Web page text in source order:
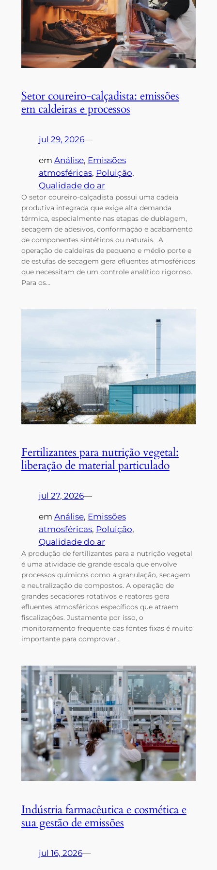
Setor coureiro-calçadista: emissões
em caldeiras e processos
jul 29, 2026—
em Análise, Emissões
atmosféricas, Poluição
Qualidade do ar
O setor coureiro-calçadista possui uma cadeia
produtiva integrada que exige alta demanda
térmica, especialmente nas etapas de dublagem,
secagem de adesivos, conformação e acabamento
de componentes sintéticos ou naturais. A
operação de caldeiras de pequeno e médio porte e
de estufas de secagem gera efluentes atmosféricos
que necessitam de um controle analítico rigoroso.
Para os…
Fertilizantes para nutrição vegetal:
liberação de material particulado
jul 27, 2026—
em Análise, Emissões
atmosféricas, Poluição
Qualidade do ar
A produção de fertilizantes para a nutrição vegetal
é uma atividade de grande escala que envolve
processos químicos como a granulação, secagem
e neutralização de compostos. A operação de
grandes secadores rotativos e reatores gera
efluentes atmosféricos específicos que atraem
fiscalizações. Justamente por isso, o
monitoramento frequente das fontes fixas é muito
importante para comprovar…
Indústria farmacêutica e cosmética e
sua gestão de emissões
jul 16, 2026—